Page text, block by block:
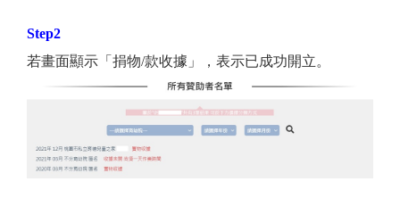
Step2
若畫面顯示「捐物/款收據」，表示已成功開立。